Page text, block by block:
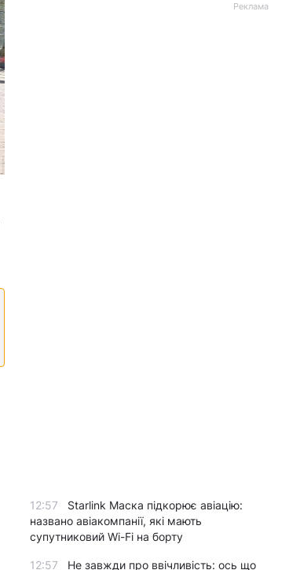
Реклама
12:57
Starlink Маска підкорює авіацію:
названо авіакомпанії, які мають
супутниковий Wi-Fi на борту
12:57
Не завжди про ввічливість: ось що